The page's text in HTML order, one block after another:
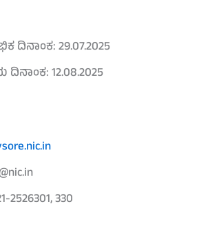
ದಿನಾಂಕ: 29.07.2025
12.08.2025
330